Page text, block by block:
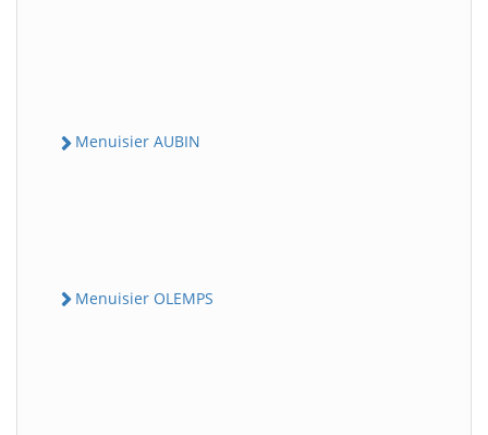
Menuisier AUBIN
Menuisier OLEMPS